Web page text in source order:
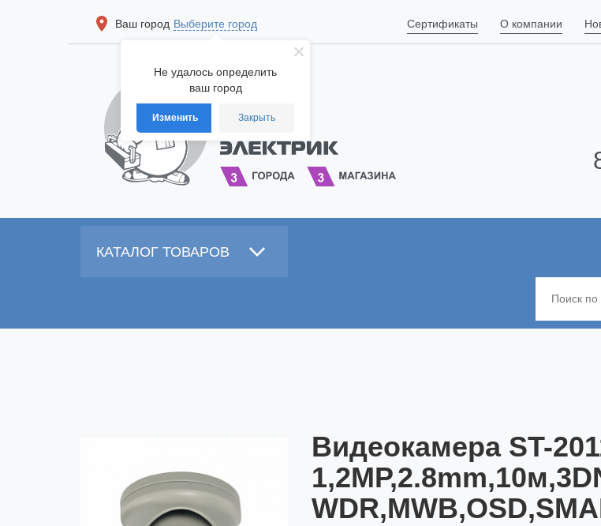
Не удалось определить
ваш город
Изменить Закрыть
Ваш город Выберите город Сертификаты О компании
КАТАЛОГ ТОВАРОВ
Видеокамера ST-